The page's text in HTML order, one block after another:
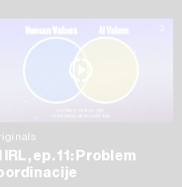
IRL, ep. 11: Problem